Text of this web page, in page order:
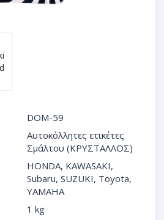
DOM-59
Αυτοκόλλητες ετικέτες
Σμάλτου (ΚΡΥΣΤΑΛΛΟΣ)
HONDA, KAWASAKI,
Subaru, SUZUKI, Toyota,
YAMAHA
1 kg